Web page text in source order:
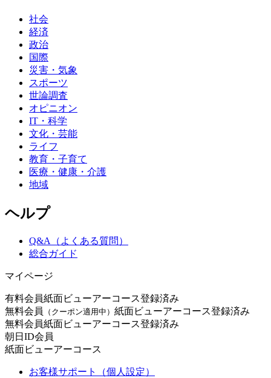
社会
経済
政治
国際
災害・気象
スポーツ
世論調査
オピニオン
IT・科学
文化・芸能
ライフ
教育・子育て
医療・健康・介護
地域
ヘルプ
Q&A（よくある質問）
総合ガイド
マイページ
有料会員紙面ビューアーコース登録済み
無料会員
（クーポン適用中） 紙面ビューアーコース登録済み
無料会員紙面ビューアーコース登録済み
朝日ID会員
紙面ビューアーコース
お客様サポート（個人設定）